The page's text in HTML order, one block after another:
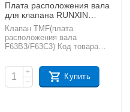
Плата расположения вала
для клапана RUNXIN
TMF63B3, TMF63C3
Клапан TMF(плата
расположения вала
F63B3/F63C3) Код товара
+
−
Купить